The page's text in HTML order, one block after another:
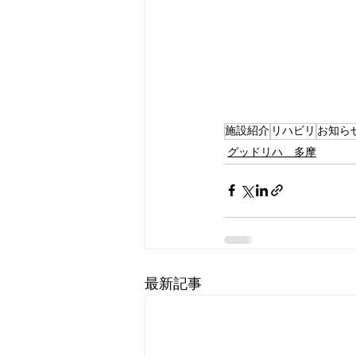
施設紹介 リハビリ お知ら
グッドリハ 多摩
最新記事